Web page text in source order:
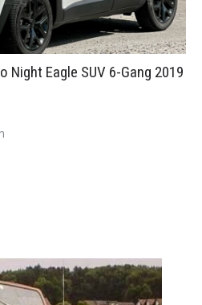
Night Eagle SUV 6-Gang 2019